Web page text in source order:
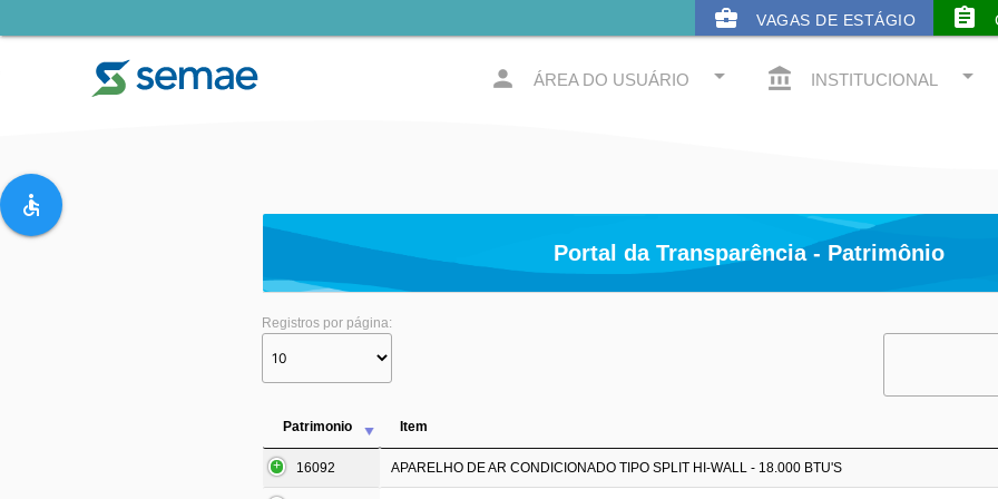
assignment
business_center VAGAS DE ESTÁGIO
person ÁREA DO USUÁRIO arrow_drop_down account_balance INSTITUCIONAL arrow_drop_down
accessible
Portal da Transparência - Patrimônio
Registros por página:
Patrimonio Item
16092 APARELHO DE AR CONDICIONADO TIPO SPLIT HI-WALL - 18.000 BTU'S